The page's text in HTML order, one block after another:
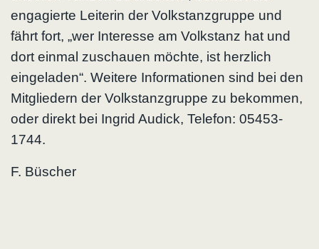
engagierte Leiterin der Volkstanzgruppe und
fährt fort, „wer Interesse am Volkstanz hat und
dort einmal zuschauen möchte, ist herzlich
eingeladen“. Weitere Informationen sind bei den
Mitgliedern der Volkstanzgruppe zu bekommen,
oder direkt bei Ingrid Audick, Telefon: 05453-
1744.
F. Büscher